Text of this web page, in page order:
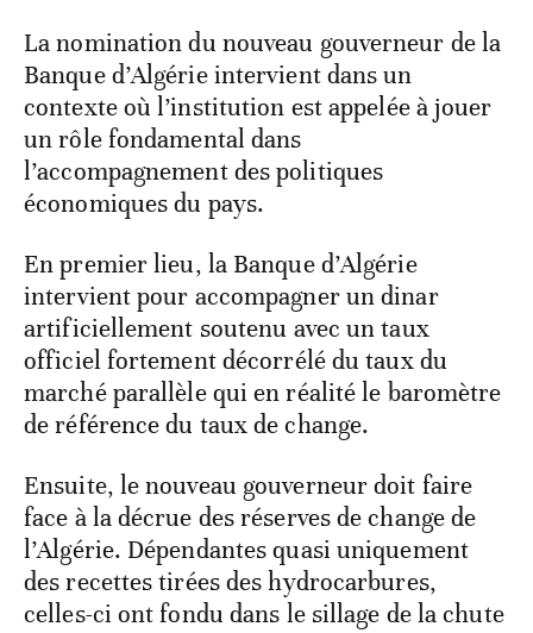
La nomination du nouveau gouverneur de la
Banque d’Algérie intervient dans un
contexte où l’institution est appelée à jouer
un rôle fondamental dans
l’accompagnement des politiques
économiques du pays.
En premier lieu, la Banque d’Algérie
intervient pour accompagner un dinar
artificiellement soutenu avec un taux
officiel fortement décorrélé du taux du
marché parallèle qui en réalité le baromètre
de référence du taux de change.
Ensuite, le nouveau gouverneur doit faire
face à la décrue des réserves de change de
l’Algérie. Dépendantes quasi uniquement
des recettes tirées des hydrocarbures,
celles-ci ont fondu dans le sillage de la chute